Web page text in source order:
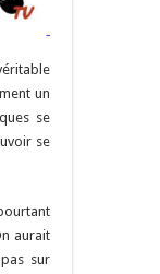
un
se
se
aurait
sur